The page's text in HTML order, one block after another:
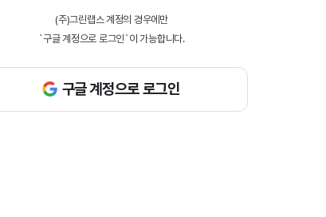
(주)그린랩스 계정의 경우에만
`구글 계정으로 로그인`이 가능합니다.
구글 계정으로 로그인